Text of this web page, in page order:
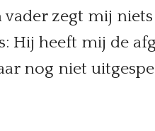
zegt mij
heeft mij de
nog niet